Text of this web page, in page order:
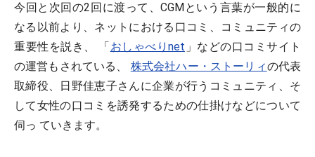
今回と次回の2回に渡って、CGMという言葉が一般的に
なる以前より、ネットにおける口コミ、コミュニティの
重要性を説き、 「おしゃべりnet 」などの口コミサイト
の運営もされている、 株式会社ハー・ストーリィの代表
取締役、日野佳恵子さんに企業が行うコミュニティ、そ
して女性の口コミを誘発するための仕掛けなどについて
伺っ ていきます。